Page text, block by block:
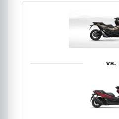
vs.